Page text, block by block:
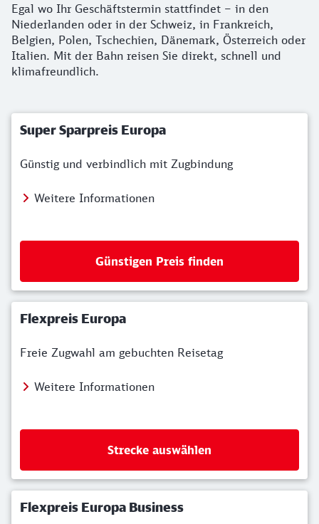
Egal wo Ihr Geschäftstermin stattfindet – in den
Niederlanden oder in der Schweiz, in Frankreich,
Belgien, Polen, Tschechien, Dänemark, Österreich oder
Italien. Mit der Bahn reisen Sie direkt, schnell und
klimafreundlich.
Super Sparpreis Europa
Günstig und verbindlich mit Zugbindung
Weitere Informationen
Günstigen Preis finden
Flexpreis Europa
Freie Zugwahl am gebuchten Reisetag
Weitere Informationen
Strecke auswählen
Flexpreis Europa Business